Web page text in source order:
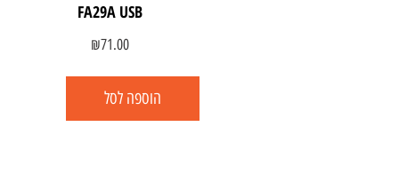
FA29A USB
₪71.00
הוספה לסל